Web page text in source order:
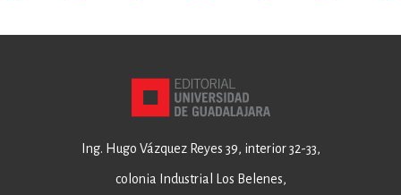
Ing. Hugo Vázquez Reyes 39, interior 32-33,
colonia Industrial Los Belenes,